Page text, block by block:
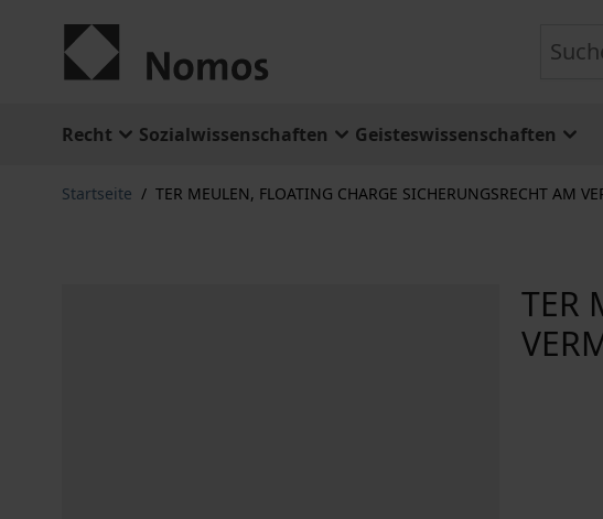
Recht Sozialwissenschaften Geisteswissenschaften
Startseite / TER MEULEN, FLOATING CHARGE SICHERUNGSRECHT AM
TER